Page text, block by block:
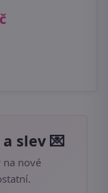
slev 💌
na nové